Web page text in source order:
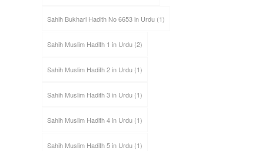
Sahih Bukhari Hadith No 6653 in Urdu(1)
Sahih Muslim Hadith 1 in Urdu(2)
Sahih Muslim Hadith 2 in Urdu(1)
Sahih Muslim Hadith 3 in Urdu(1)
Sahih Muslim Hadith 4 in Urdu(1)
Sahih Muslim Hadith 5 in Urdu(1)